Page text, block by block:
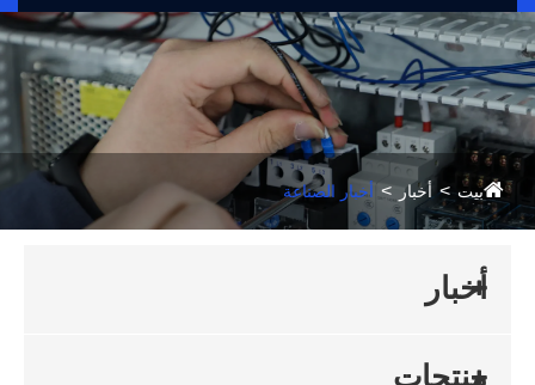
بيت أخبار أخبار الصناعة
أخبار
منتجات